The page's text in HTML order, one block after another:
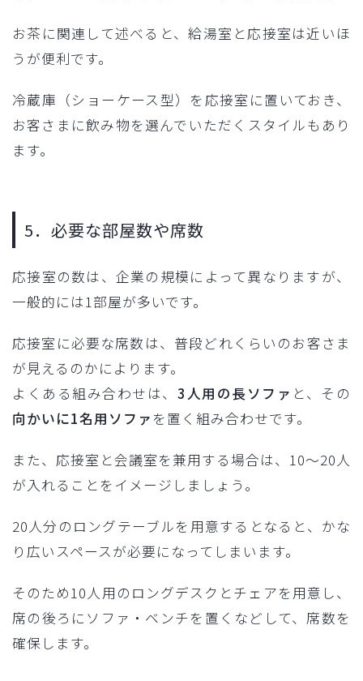
お茶に関連して述べると、給湯室と応接室は近いほ
うが便利です。
冷蔵庫（ショーケース型）を応接室に置いておき、
お客さまに飲み物を選んでいただくスタイルもあり
ます。
5．必要な部屋数や席数
応接室の数は、企業の規模によって異なりますが、
一般的には1部屋が多いです。
応接室に必要な席数は、普段どれくらいのお客さま
が見えるのかによります。
よくある組み合わせは、 3人用の長ソファ と、その
向かいに1名用ソファ を置く組み合わせです。
また、応接室と会議室を兼用する場合は、10～20人
が入れることをイメージしましょう。
20人分のロングテーブルを用意するとなると、かな
り広いスペースが必要になってしまいます。
そのため10人用のロングデスクとチェアを用意し、
席の後ろにソファ・ベンチを置くなどして、席数を
確保します。